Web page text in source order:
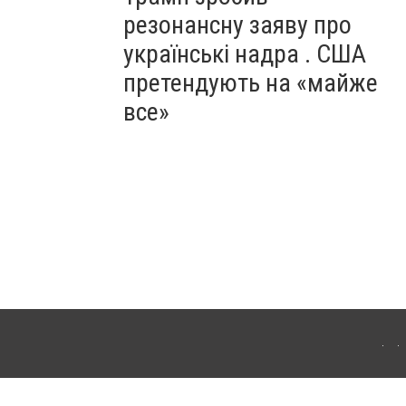
резонансну заяву про
українські надра . США
претендують на «майже
все»